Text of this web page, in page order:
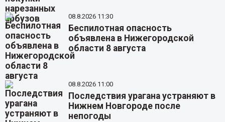
08.8.2026 11:30
Беспилотная опасность
объявлена в Нижегородской
области 8 августа
08.8.2026 11:00
Последствия урагана устраняют в
Нижнем Новгороде после
непогоды